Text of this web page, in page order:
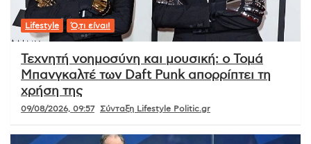
Lifestyle Ό,τι είναι!
Τεχνητή νοημοσύνη και μουσική: ο Τομά
Μπανγκαλτέ των Daft Punk απορρίπτει τη
χρήση της
09/08/2026, 09:57 Σύνταξη Lifestyle Politic.gr